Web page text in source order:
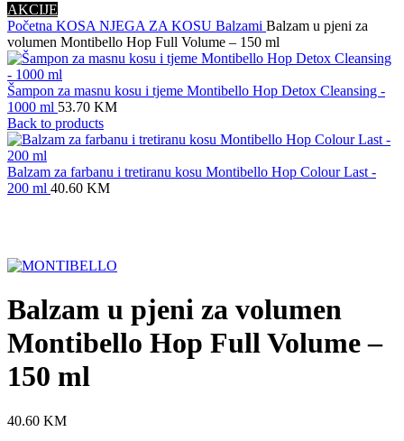
AKCIJE
Početna KOSA NJEGA ZA KOSU Balzami Balzam u pjeni za
volumen Montibello Hop Full Volume – 150 ml
Šampon za masnu kosu i tjeme Montibello Hop Detox Cleansing -
1000 ml 53.70 KM
Back to products
Balzam za farbanu i tretiranu kosu Montibello Hop Colour Last -
200 ml 40.60 KM
Balzam u pjeni za volumen
Montibello Hop Full Volume –
150 ml
40.60 KM